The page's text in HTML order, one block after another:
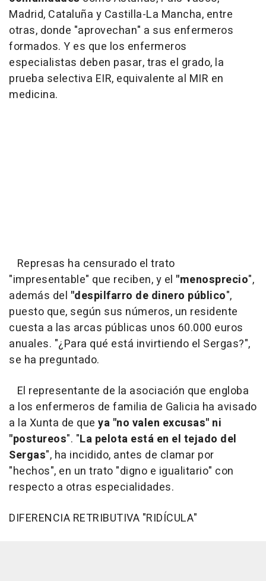
Madrid, Cataluña y Castilla-La Mancha, entre
otras, donde "aprovechan" a sus enfermeros
formados. Y es que los enfermeros
especialistas deben pasar, tras el grado, la
prueba selectiva EIR, equivalente al MIR en
medicina.
Represas ha censurado el trato
"impresentable" que reciben, y el "menosprecio",
además del "despilfarro de dinero público",
puesto que, según sus números, un residente
cuesta a las arcas públicas unos 60.000 euros
anuales. "¿Para qué está invirtiendo el Sergas?",
se ha preguntado.
El representante de la asociación que engloba
a los enfermeros de familia de Galicia ha avisado
a la Xunta de que ya "no valen excusas" ni
"postureos". "La pelota está en el tejado del
Sergas", ha incidido, antes de clamar por
"hechos", en un trato "digno e igualitario" con
respecto a otras especialidades.
DIFERENCIA RETRIBUTIVA "RIDÍCULA"